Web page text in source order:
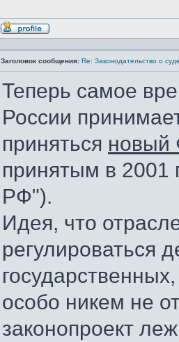
Профиль
Заголовок сообщения: Re: Законодательство о
Теперь самое
России
приняться
принятым в 2001
РФ").
Идея, что
регулироваться
особо никем не
законопроект